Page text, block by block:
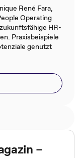
René Fara,
Operating
HR-
Praxisbeispiele
genutzt
–